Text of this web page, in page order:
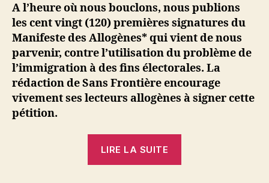
A l’heure où nous bouclons, nous publions
les cent vingt (120) premières signatures du
Manifeste des Allogènes* qui vient de nous
parvenir, contre l’utilisation du problème de
l’immigration à des fins électorales. La
rédaction de Sans Frontière encourage
vivement ses lecteurs allogènes à signer cette
pétition.
LIRE LA SUITE